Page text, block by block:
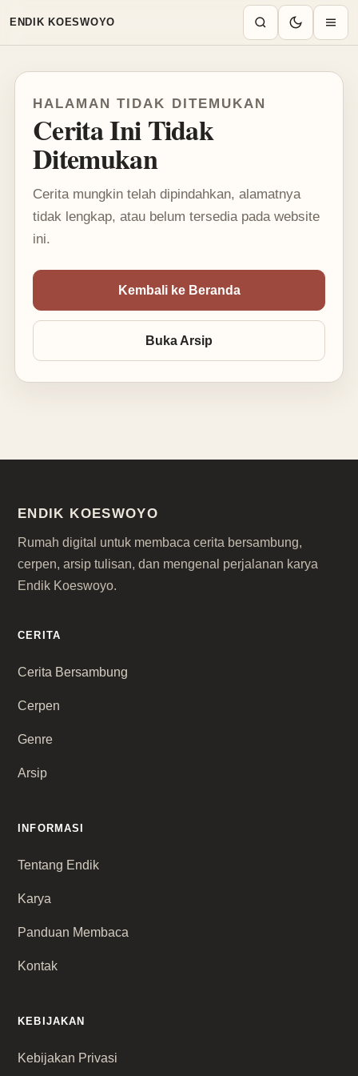
ENDIK KOESWOYO
HALAMAN TIDAK DITEMUKAN
Cerita Ini Tidak
Ditemukan
Cerita mungkin telah dipindahkan, alamatnya
tidak lengkap, atau belum tersedia pada website
ini.
Kembali ke Beranda
Buka Arsip
ENDIK KOESWOYO
Rumah digital untuk membaca cerita bersambung,
cerpen, arsip tulisan, dan mengenal perjalanan karya
Endik Koeswoyo.
CERITA
Cerita Bersambung
Cerpen
Genre
Arsip
INFORMASI
Tentang Endik
Karya
Panduan Membaca
Kontak
KEBIJAKAN
Kebijakan Privasi